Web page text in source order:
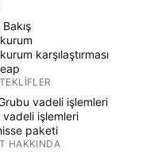
karşılaştırması
vadeli işlemleri
vadeli işlemleri
paketi
HAKKINDA